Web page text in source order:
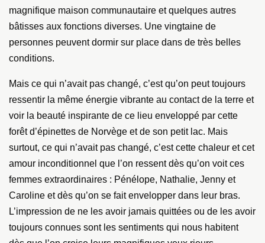
magnifique maison communautaire et quelques autres
bâtisses aux fonctions diverses. Une vingtaine de
personnes peuvent dormir sur place dans de très belles
conditions.
Mais ce qui n’avait pas changé, c’est qu’on peut toujours
ressentir la même énergie vibrante au contact de la terre et
voir la beauté inspirante de ce lieu enveloppé par cette
forêt d’épinettes de Norvège et de son petit lac. Mais
surtout, ce qui n’avait pas changé, c’est cette chaleur et cet
amour inconditionnel que l’on ressent dès qu’on voit ces
femmes extraordinaires : Pénélope, Nathalie, Jenny et
Caroline et dès qu’on se fait envelopper dans leur bras.
L’impression de ne les avoir jamais quittées ou de les avoir
toujours connues sont les sentiments qui nous habitent